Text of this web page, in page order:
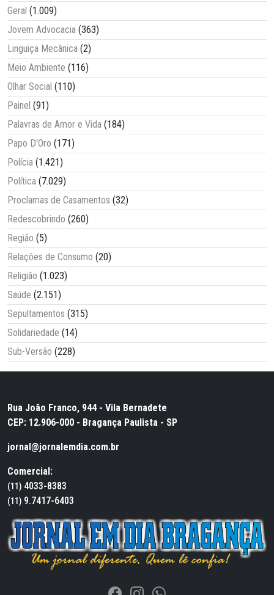
Geral (1.009)
Jovem Advocacia (363)
Linguiça Mecânica (2)
Meio Ambiente (116)
Olhar Social (110)
Painel (91)
Palavras de Amor e Vida (184)
Papo D'Oro (171)
Polícia (1.421)
Política (7.029)
Proclamas de Casamentos (32)
Redescobrindo (260)
Região (5)
Relações de Consumo (20)
Religião (1.023)
Saúde (2.151)
Sepultamentos (315)
Solidariedade (14)
Sub-Versão (228)
Rua João Franco, 944 - Vila Bernadete
CEP: 12.906-000 - Bragança Paulista - SP
jornal@jornalemdia.com.br
Comercial:
(11) 4033-8383
(11) 9.7417-6403